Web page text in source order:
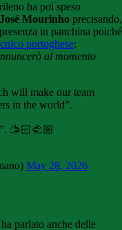
ha poi speso
José Mourinho precisando,
in panchina poiché
portoghese:
al momento
will make our team
in the world”.
🫱🏻‍🫲🏼
May 28, 2026
ha parlato anche delle